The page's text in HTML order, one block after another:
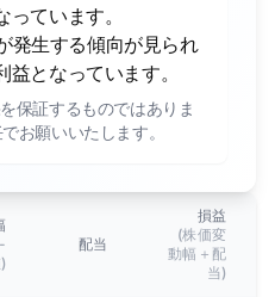
ています。
発生する傾向が見られ
となっています。
保証するものではありま
お願いいたします。
配当
損益
(株価変
動幅＋配
当)